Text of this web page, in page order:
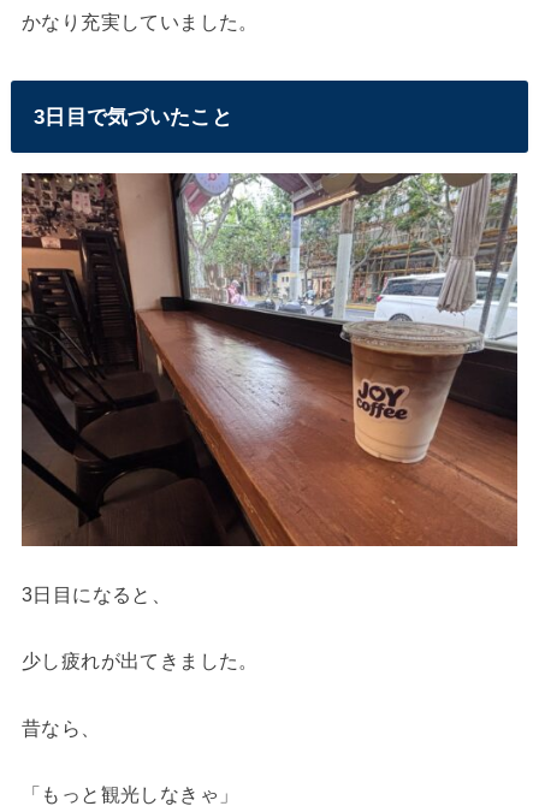
かなり充実していました。
3日目で気づいたこと
3日目になると、
少し疲れが出てきました。
昔なら、
「もっと観光しなきゃ」